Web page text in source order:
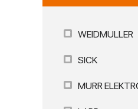
WEIDMULLER
SICK
MURR